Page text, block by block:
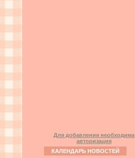
Для добавления необходима
авторизация
КАЛЕНДАРЬ НОВОСТЕЙ